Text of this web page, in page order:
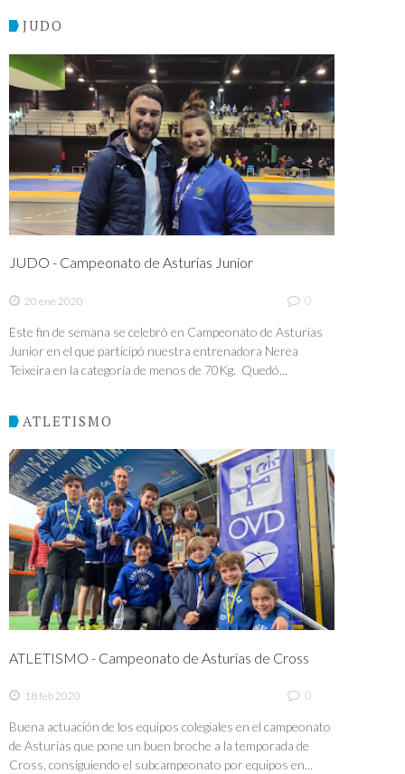
JUDO
JUDO - Campeonato de Asturias Junior
20 ene 2020 0
Este fin de semana se celebró en Campeonato de Asturias
Junior en el que participó nuestra entrenadora Nerea
Teixeira en la categoría de menos de 70Kg. Quedó...
ATLETISMO
ATLETISMO - Campeonato de Asturias de Cross
18 feb 2020 0
Buena actuación de los equipos colegiales en el campeonato
de Asturias que pone un buen broche a la temporada de
Cross, consiguiendo el subcampeonato por equipos en...